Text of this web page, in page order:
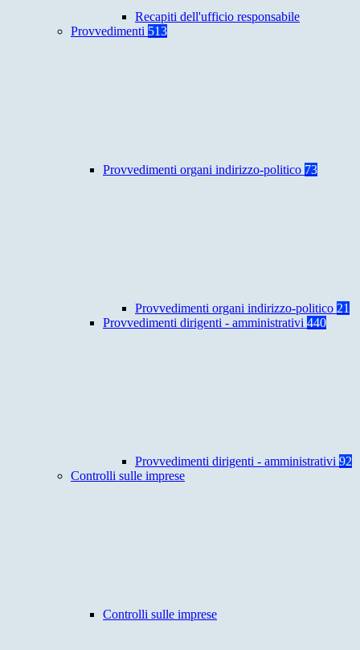
Recapiti dell'ufficio responsabile
Provvedimenti 513
Provvedimenti organi indirizzo-politico 73
Provvedimenti organi indirizzo-politico 21
Provvedimenti dirigenti - amministrativi 440
Provvedimenti dirigenti - amministrativi 92
Controlli sulle imprese
Controlli sulle imprese